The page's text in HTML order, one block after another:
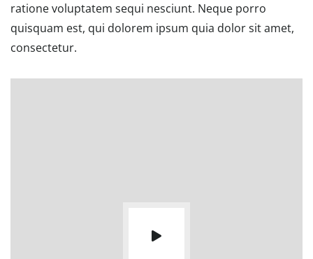
ratione voluptatem sequi nesciunt. Neque porro
quisquam est, qui dolorem ipsum quia dolor sit amet,
consectetur.